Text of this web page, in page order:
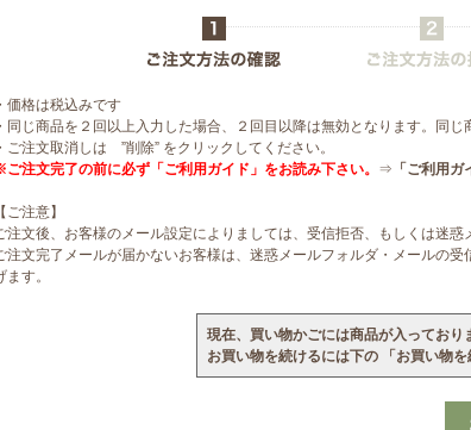
・価格は税込みです
・同じ商品を２回以上入力した場合、２回目以降は無効となります。同
・ご注文取消しは ”削除” をクリックしてください。
注文完了の前に必ず「ご利用ガイド」をお読み下さい。 ⇒ 「ご利用ガ
【ご注意】
注文後、お客様のメール設定によりましては、受信拒否、もしくは迷
注文完了メールが届かないお客様は、迷惑メールフォルダ・メールの
ます。
現在、買い物かごには商品が入っており
お買い物を続けるには下の 「お買い物